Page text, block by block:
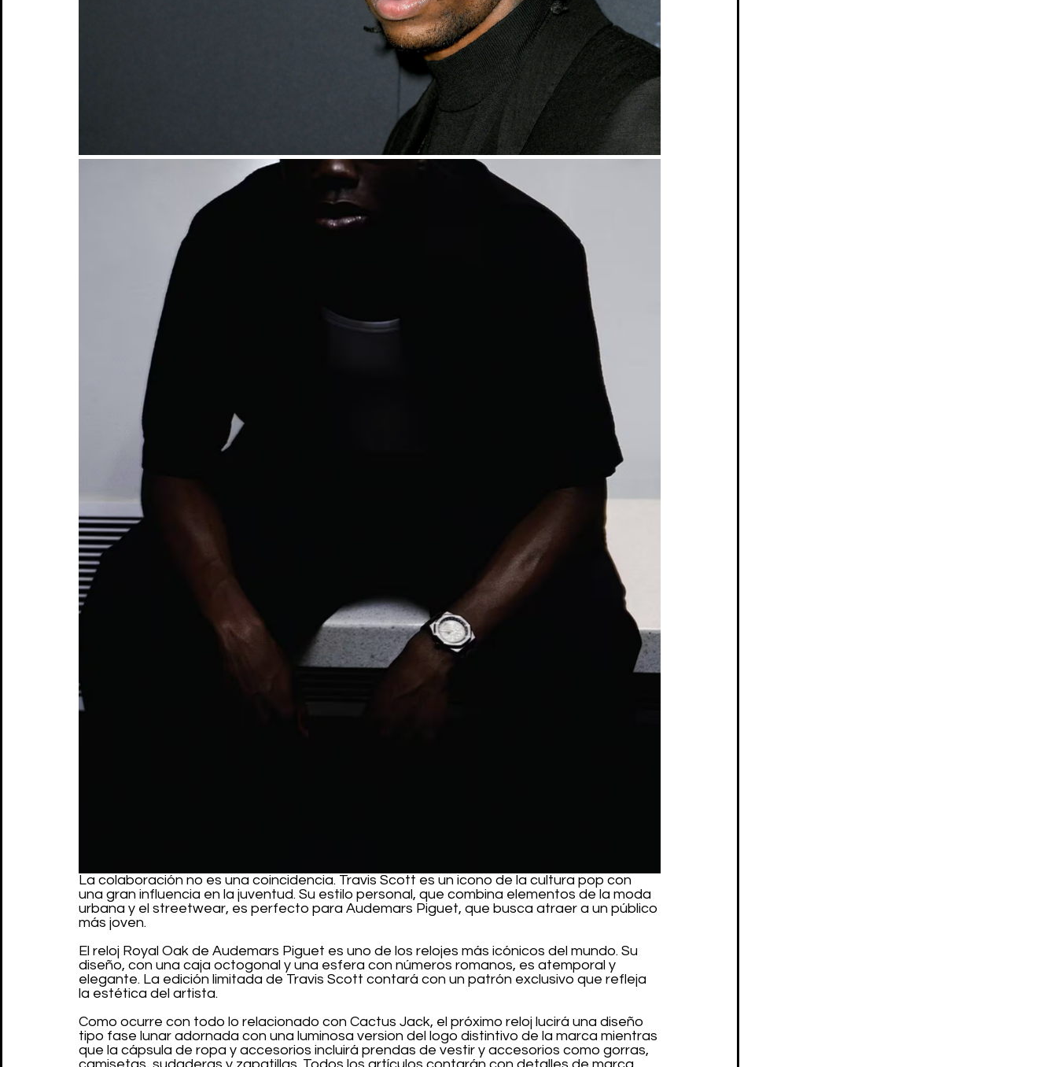
La colaboración no es una coincidencia. Travis Scott es un icono de la cultura pop con
una gran influencia en la juventud. Su estilo personal, que combina elementos de la moda
urbana y el streetwear, es perfecto para Audemars Piguet, que busca atraer a un público
más joven.
El reloj Royal Oak de Audemars Piguet es uno de los relojes más icónicos del mundo. Su
diseño, con una caja octogonal y una esfera con números romanos, es atemporal y
elegante. La edición limitada de Travis Scott contará con un patrón exclusivo que refleja
la estética del artista.
Como ocurre con todo lo relacionado con Cactus Jack, el próximo reloj lucirá una diseño
tipo fase lunar adornada con una luminosa version del logo distintivo de la marca mientras
que la cápsula de ropa y accesorios incluirá prendas de vestir y accesorios como gorras,